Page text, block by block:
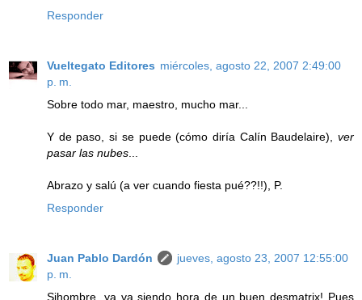
Responder
Vueltegato Editores miércoles, agosto 22, 2007 2:49:00
p. m.
Sobre todo mar, maestro, mucho mar...
Y de paso, si se puede (cómo diría Calín Baudelaire), ver
pasar las nubes
Abrazo y salú (a ver cuando fiesta pué??!!), P.
Responder
Juan Pablo Dardón
jueves, agosto 23, 2007 12:55:00
p. m.
Sihombre, ya va siendo hora de un buen desmatrix! Pues